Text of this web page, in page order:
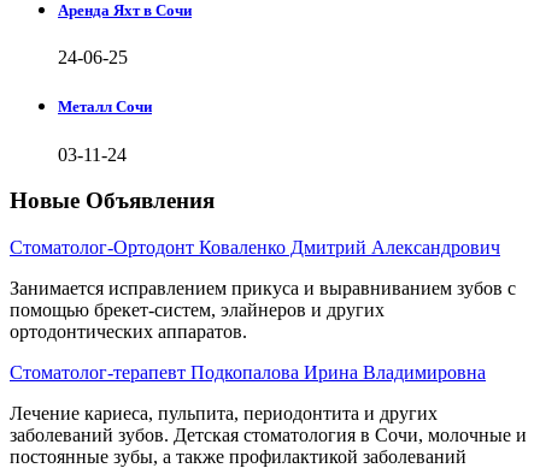
Аренда Яхт в Сочи
24-06-25
Металл Сочи
03-11-24
Новые Объявления
Стоматолог-Ортодонт Коваленко Дмитрий Александрович
Занимается исправлением прикуса и выравниванием зубов с
помощью брекет-систем, элайнеров и других
ортодонтических аппаратов.
Стоматолог-терапевт Подкопалова Ирина Владимировна
Лечение кариеса, пульпита, периодонтита и других
заболеваний зубов. Детская стоматология в Сочи, молочные и
постоянные зубы, а также профилактикой заболеваний